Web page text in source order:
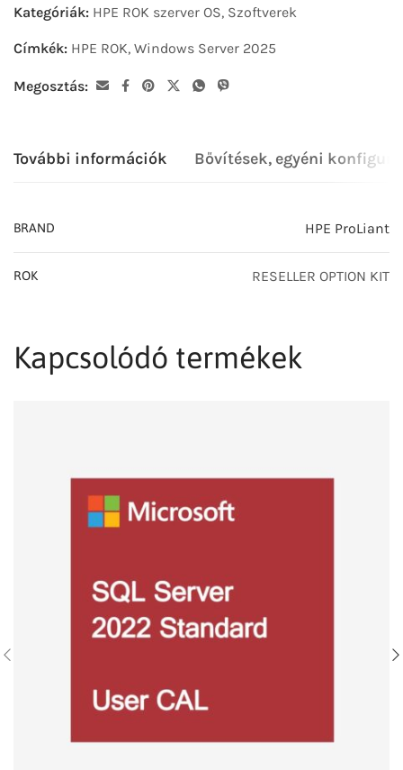
Kategóriák: HPE ROK szerver OS, Szoftverek
Címkék: HPE ROK, Windows Server 2025
Megosztás:
További információk Bővítések, egyéni
BRAND HPE ProLiant
ROK RESELLER OPTION KIT
Kapcsolódó termékek